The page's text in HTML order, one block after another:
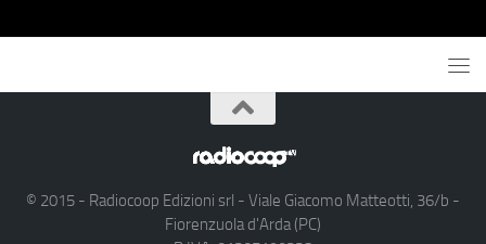
© 2015 - Radiocoop Edizioni srl - Viale Giacomo Matteotti, 36/b -
Fiorenzuola d'Arda (PC)